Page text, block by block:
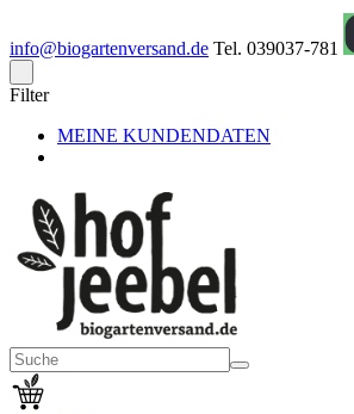
info@biogartenversand.de Tel. 039037-781
Filter
MEINE KUNDENDATEN